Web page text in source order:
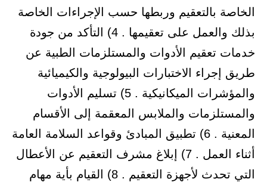
الخاصة بالتعقيم وربطها حسب الإجراءات الخاصة
بذلك والعمل على تعقيمها . 4) التأكد من جودة
خدمات تعقيم الأدوات والمستلزمات الطبية عن
طريق إجراء الاختبارات البيولوجية والكيميائية
والمؤشرات الميكانيكية . 5) تسليم الأدوات
والمستلزمات والملابس المعقمة إلى الأقسام
المعنية . 6) تطبيق المبادئ وقواعد السلامة العامة
أثناء العمل . 7) إبلاغ مشرف التعقيم عن الأعطال
التي تحدث لأجهزة التعقيم . 8) القيام بأية مهام